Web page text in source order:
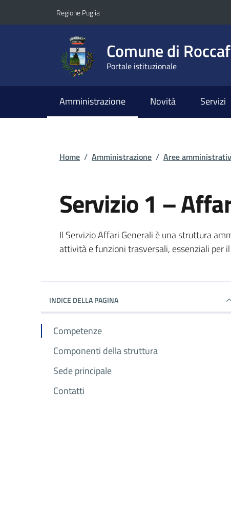
Regione Puglia
Comune di
Portale istituzionale
Amministrazione Novità Servizi
Home / Amministrazione / Aree
Servizio 1 –
Il Servizio Affari Generali è una struttura
attività e funzioni trasversali, essenziali per
INDICE DELLA PAGINA
Competenze
Componenti della struttura
Sede principale
Contatti